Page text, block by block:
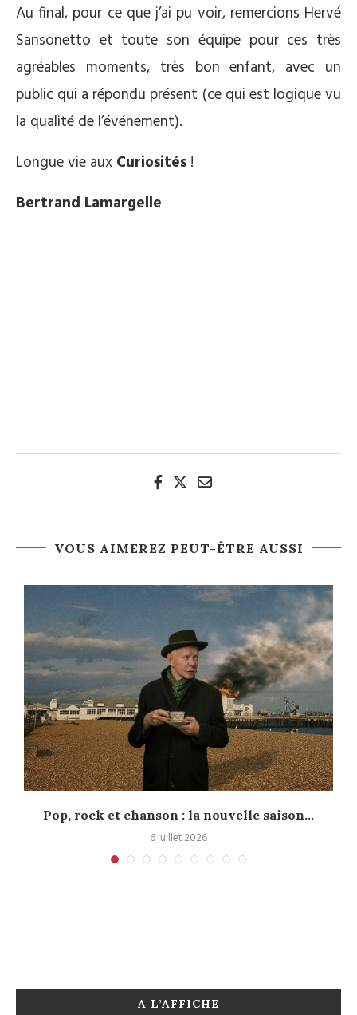
Au final, pour ce que j’ai pu voir, remercions Hervé
Sansonetto et toute son équipe pour ces très
agréables moments, très bon enfant, avec un
public qui a répondu présent (ce qui est logique vu
la qualité de l’événement).
Longue vie aux Curiosités !
Bertrand Lamargelle
VOUS AIMEREZ PEUT-ÊTRE AUSSI
Pop, rock et chanson : la nouvelle saison...
6 juillet 2026
A L’AFFICHE